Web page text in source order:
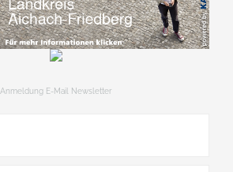
Anmeldung E-Mail Newsletter